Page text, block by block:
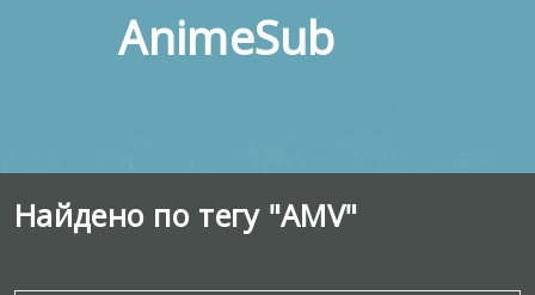
AnimeSub
Найдено по тегу "AMV"